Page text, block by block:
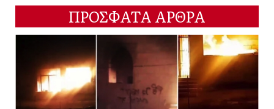
ΠΡΟΣΦΑΤΑ ΑΡΘΡΑ